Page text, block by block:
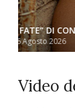
By: marco
Video